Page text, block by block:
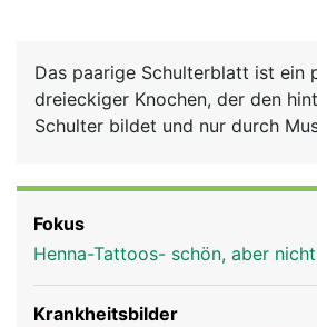
News
Rubriken
Das paarige Schulterblatt ist ein
dreieckiger Knochen, der den
Schulter bildet und nur durch
Oberarmknochens bewegt. Auch
ist seitlich mit dem Schulterblatt
verbunden. Über die
mit dem Rumpf verbunden.
Fokus
Henna-Tattoos- schön, aber
Krankheitsbilder